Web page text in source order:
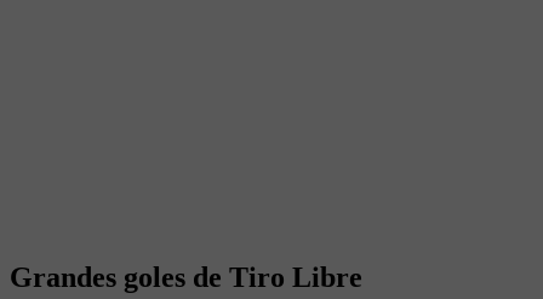
Grandes goles de Tiro Libre